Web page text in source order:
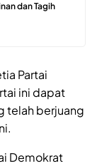
dan Tagih
Partai
ini dapat
telah berjuang
Demokrat